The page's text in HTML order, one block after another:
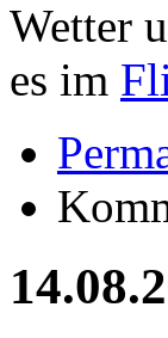
Wetter
es im